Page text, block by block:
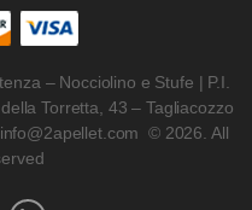
– Nocciolino e Stufe | P.I.
Torretta, 43 – Tagliacozzo
© 2026. All